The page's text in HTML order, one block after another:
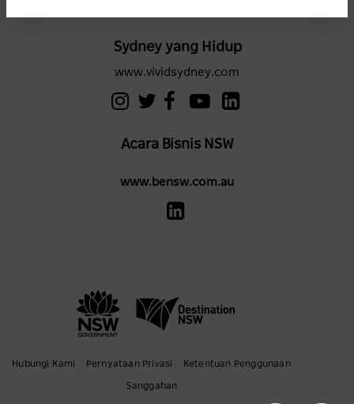
Sydney yang Hidup
www.vividsydney.com
Acara Bisnis NSW
www.bensw.com.au
Hubungi Kami Pernyataan Privasi Ketentuan Penggunaan
Sanggahan